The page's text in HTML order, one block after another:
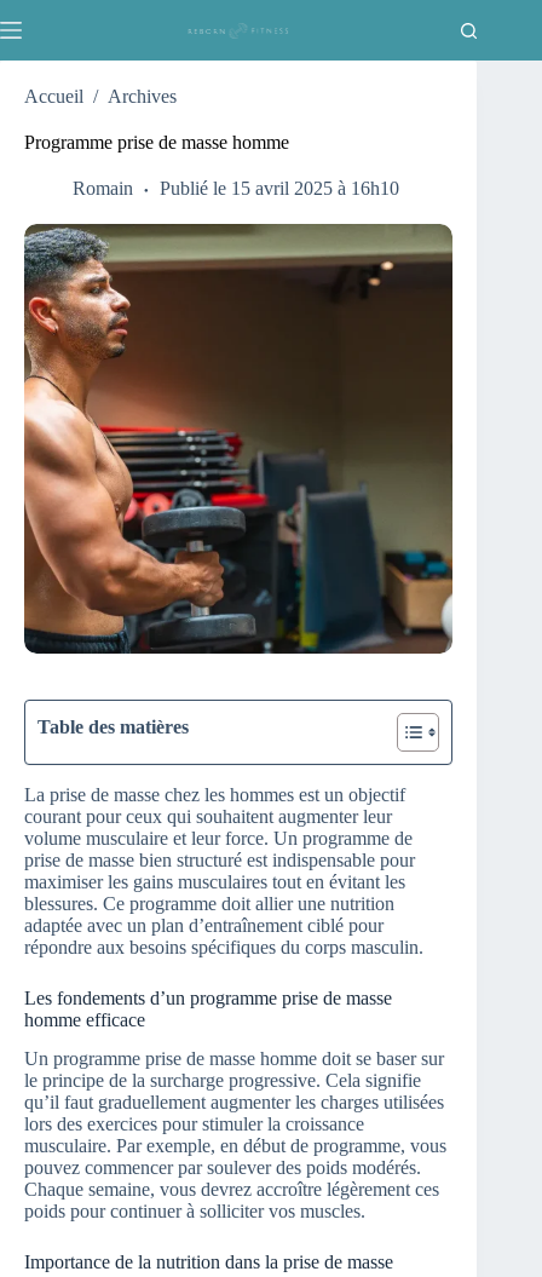
au
Accueil / Archives
Programme prise de masse homme
Romain Publié le 15 avril 2025 à 16h10
Table des matières
La prise de masse chez les hommes est un objectif
courant pour ceux qui souhaitent augmenter leur
volume musculaire et leur force. Un programme de
prise de masse bien structuré est indispensable pour
maximiser les gains musculaires tout en évitant les
blessures. Ce programme doit allier une nutrition
adaptée avec un plan d’entraînement ciblé pour
répondre aux besoins spécifiques du corps masculin.
Les fondements d’un programme prise de masse
homme efficace
Un programme prise de masse homme doit se baser sur
le principe de la surcharge progressive. Cela signifie
qu’il faut graduellement augmenter les charges utilisées
lors des exercices pour stimuler la croissance
musculaire. Par exemple, en début de programme, vous
pouvez commencer par soulever des poids modérés.
Chaque semaine, vous devrez accroître légèrement ces
poids pour continuer à solliciter vos muscles.
Importance de la nutrition dans la prise de masse